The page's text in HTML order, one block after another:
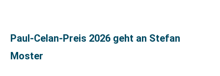
Paul-Celan-Preis 2026 geht an Stefan
Moster